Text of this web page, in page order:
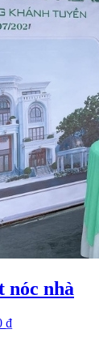
nóc nhà
₫